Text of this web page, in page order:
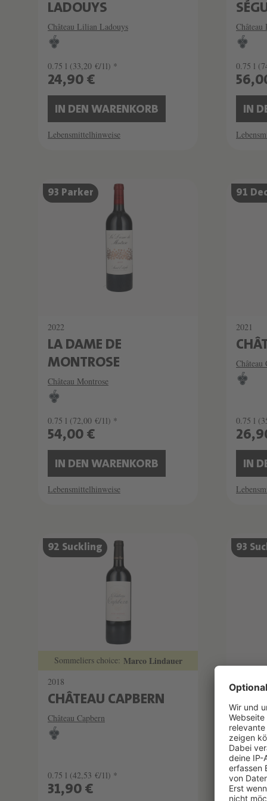
LADOUYS
Château Lilian Ladouys
0.75 l (33,20 €/1l) *
24,90 €
IN DEN WARENKORB
Lebensmittelhinweise
Château
0.75 l
IN
93 Parker
2022
LA DAME DE
MONTROSE
Château Montrose
0.75 l (72,00 €/1l) *
54,00 €
IN DEN WARENKORB
Lebensmittelhinweise
91
2021
Château
0.75 l
IN
Sommeliers choice: Marco Lindauer
92 Suckling
2018
CHÂTEAU CAPBERN
Château Capbern
0.75 l (42,53 €/1l) *
31,90 €
93
2020
Château
0.75 l